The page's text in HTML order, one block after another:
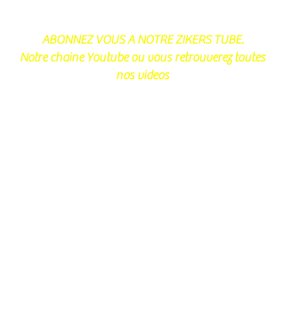
ABONNEZ VOUS A NOTRE ZIKERS TUBE.
Notre chaine Youtube ou vous retrouverez toutes
nos videos